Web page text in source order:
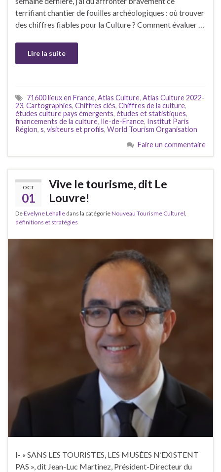
terrifiant chantier de fouilles archéologiques : où trouver
des chiffres fiables pour la Culture ? Comment évaluer …
Lire la suite
71600 lieux en France, Atlas Culture, Atlas Culture 2022-
23, Cartographies, Chiffres clés, Chiffres de la culture,
études culture pays émergents, études et statistiques,
financements de la culture, Ile-de-France, Institut Paris
Région, s, visiteurs et profils, World Tourism Organisation
Faire un commentaire
OCT
01
Vive le tourisme, dit Le
Louvre!
DeEvelyne Lehalle dans la catégorieNouveau Tourisme Culturel,
définitions et stratégies
I- « SANS LES TOURISTES, LES MUSÉES N’EXISTENT
PAS », dit Jean-Luc Martinez, Président-Directeur du